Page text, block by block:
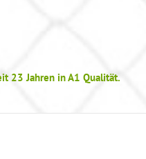
23 Jahren in A1 Qualität.